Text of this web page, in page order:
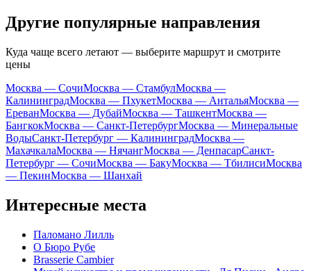
Другие популярные направления
Куда чаще всего летают — выберите маршрут и смотрите
цены
Москва — СочиМосква — СтамбулМосква —
КалининградМосква — ПхукетМосква — АнтальяМосква —
ЕреванМосква — ДубайМосква — ТашкентМосква —
БангкокМосква — Санкт-ПетербургМосква — Минеральные
ВодыСанкт-Петербург — КалининградМосква —
МахачкалаМосква — НячангМосква — ДенпасарСанкт-
Петербург — СочиМосква — БакуМосква — ТбилисиМосква
— ПекинМосква — Шанхай
Интересные места
Паломано Лилль
О Бюро Рубе
Brasserie Cambier